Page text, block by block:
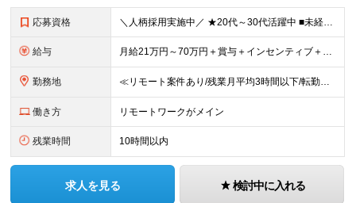
応募資格 ＼人柄採用実施中／ ★20代～30代活躍中 ■未経験OK ■学歴不問 ■第二新卒歓迎 ■ブランクOK 【こんな方、ぴったりです！】 □ コミュニケーションを大切にできる方 →チーム連携やクライアント
給与 月給21万円～70万円＋賞与＋インセンティブ＋各種手当 ◎インセンティブ 5万～90万円等の支給実績あり！ 貴方の頑張りをしっかり評価します。 【各種手当】 ■賞与年1回 ■昇給年1回（初年度は2
勤務地 ≪リモート案件あり/残業月平均3時間以下/転勤なし/駅から徒歩4分≫ 東京本社、または関東・関西のプロジェクト先 【本社】 東京都豊島区東池袋一丁目17番11号 パークハイツ池袋1105号 【大阪
働き方 リモートワークがメイン
残業時間 10時間以内
求人を見る 検討中に入れる